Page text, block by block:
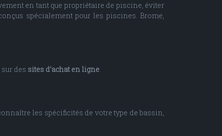
en tant que propriétaire de piscine, éviter
spécialement pour les piscines. Brome,
sur des sites d’achat en ligne.
les spécificités de votre type de bassin,